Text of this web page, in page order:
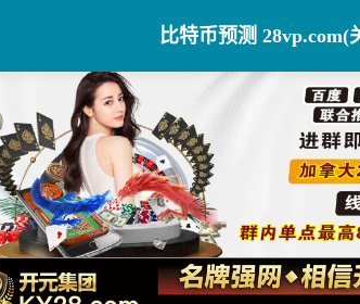
比特币预测 28vp.com(